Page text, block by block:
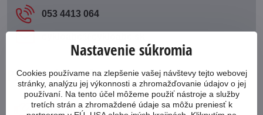
053 4413 064
Partnerský web
www​.bicykle-shop​.sk
Nastavenie súkromia
Cookies používame na zlepšenie vašej návštevy tejto webovej
stránky, analýzu jej výkonnosti a zhromažďovanie údajov o jej
používaní. Na tento účel môžeme použiť nástroje a služby
tretích strán a zhromaždené údaje sa môžu preniesť k